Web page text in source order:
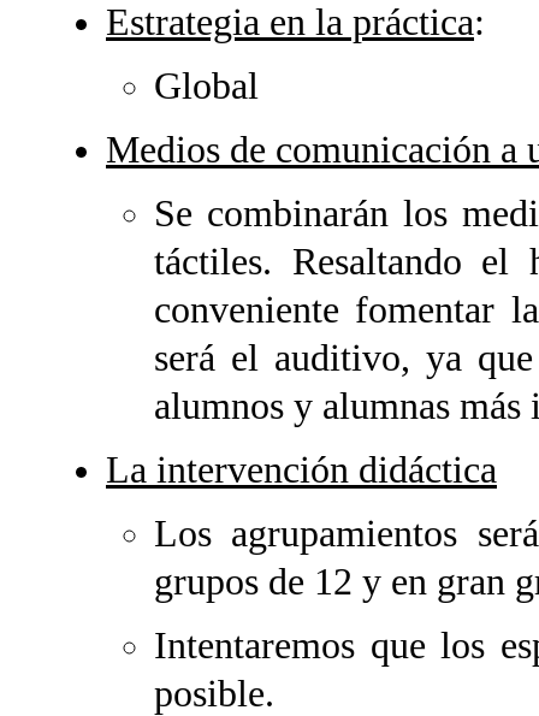
Estrategia en la práctica:
Global
Medios de comunicación a
Se combinarán los
táctiles. Resaltando el
conveniente fomentar
será el auditivo, ya
alumnos y alumnas
La intervención didáctica
Los agrupamientos
grupos de 12 y en gran
Intentaremos que los
posible.